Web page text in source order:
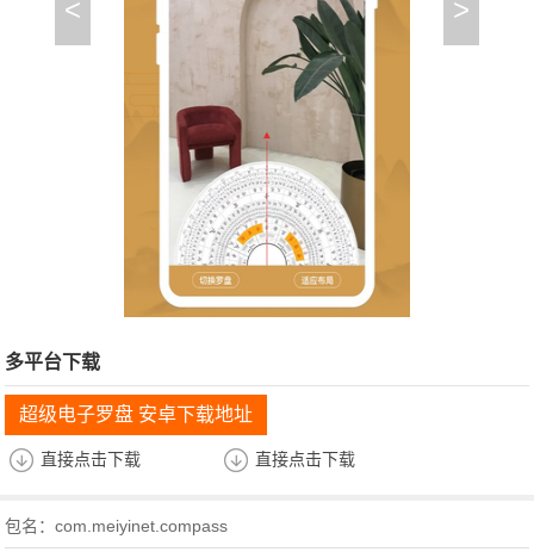
< >
多平台下载
超级电子罗盘 安卓下载地址
直接点击下载 直接点击下载
包名：com.meiyinet.compass